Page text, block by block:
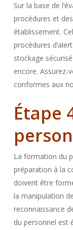
Sur la base de
procédures et
établissement.
procédures
stockage
encore. Assurez-
conformes aux
Étape
La formation du
préparation à la
doivent être
la manipulation
reconnaissance
du personnel est